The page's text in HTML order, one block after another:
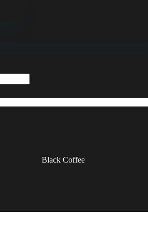
Black Coffee